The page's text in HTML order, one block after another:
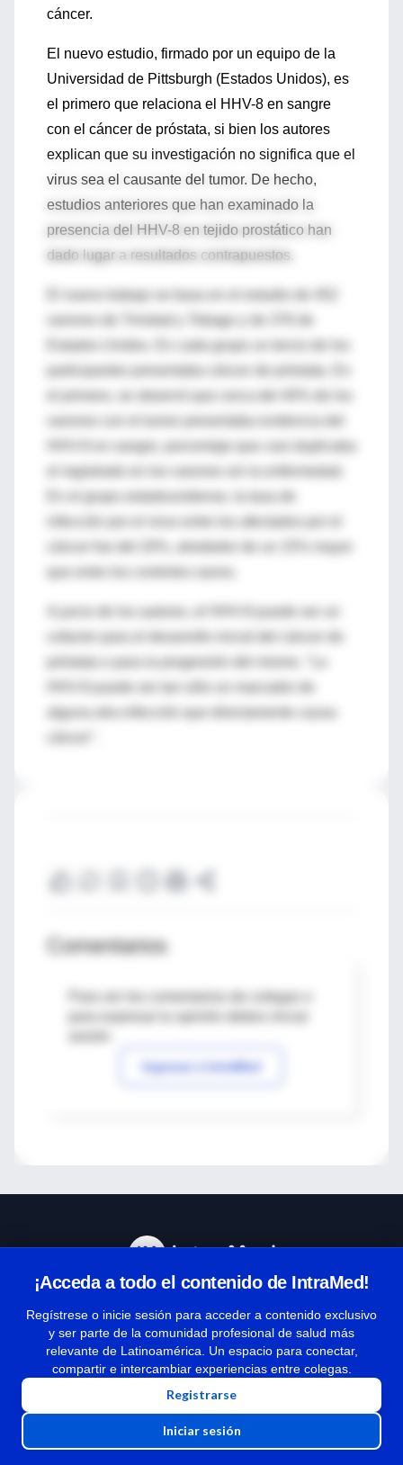
cáncer.
El nuevo estudio, firmado por un equipo de la
Universidad de Pittsburgh (Estados Unidos), es
el primero que relaciona el HHV-8 en sangre
con el cáncer de próstata, si bien los autores
explican que su investigación no significa que el
virus sea el causante del tumor. De hecho,
estudios anteriores que han examinado la
presencia del HHV-8 en tejido prostático han
dado lugar a resultados contrapuestos.
varones de Trinidad y Tobago y de 376 de
Estados Unidos. En cada grupo un tercio de los
HHV-8 en sangre, porcentaje que casi duplicaba
el registrado en los varones sin la enfermedad.
En el grupo estadounidense, la tasa de
cáncer fue del 20%, alrededor de un 15% mayor
próstata o para la progresión del mismo. "Le
alguna otra infección que directamente causa
Comentarios
Para ver los comentarios de colegas o
Ingresar a IntraMed
¡Acceda a todo el contenido de IntraMed!
Regístrese o inicie sesión para acceder a contenido exclusivo
y ser parte de la comunidad profesional de salud más
relevante de Latinoamérica. Un espacio para conectar,
compartir e intercambiar experiencias entre colegas.
Registrarse
Iniciar sesión
Términos y condiciones
| Políticas de privacidad
| Todos los derechos reservados | Copyright 1997-2026